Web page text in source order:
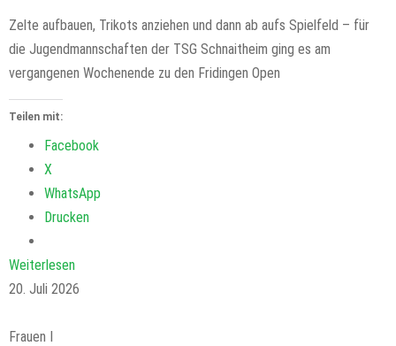
Zelte aufbauen, Trikots anziehen und dann ab aufs Spielfeld – für
die Jugendmannschaften der TSG Schnaitheim ging es am
vergangenen Wochenende zu den Fridingen Open
Teilen mit:
Facebook
X
WhatsApp
Drucken
Weiterlesen
20. Juli 2026
Frauen I